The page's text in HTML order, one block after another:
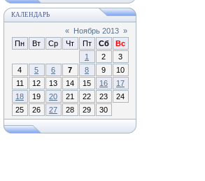
КАЛЕНДАРЬ
« Ноябрь 2013 »
Пн
Вт Ср Чт Пт Сб
Вс
1
2
3
4
5 6 7 8 9
10
11
12 13 14 15 16
17
18
19 20 21 22 23
24
25
26 27 28 29 30